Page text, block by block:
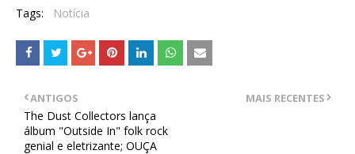
Tags: Notícia
MAIS RECENTES
ANTIGOS
The Dust Collectors lança
álbum "Outside In" folk rock
genial e eletrizante; OUÇA